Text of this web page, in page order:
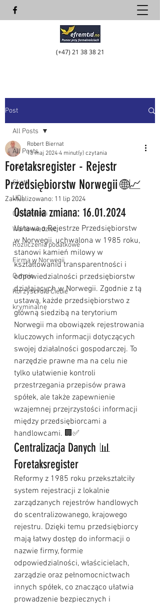
(+47) 21 38 38 21
Post
All Posts
nav
Skatt
UDI
Ciekawostki
Warto wiedzieć
Rozliczenia podatkowe
Firma w Norwegii
O mnie
Korzyści dla Ciebie
kryminalne
All Posts
Foretaksregister - Rejestr
Przedsiębiorstw Norwegii 🌐📈
Robert Biernat
13 maj 2024 4 minut(y) czytania
Zaktualizowano: 11 lip 2024
Ostatnia zmiana: 16.01.2024
Ustawa o Rejestrze Przedsiębiorstw
w Norwegii, uchwalona w 1985 roku,
stanowi kamień milowy w
kształtowaniu transparentności i
odpowiedzialności przedsiębiorstw
działających w Norwegii. Zgodnie z tą
ustawą, każde przedsiębiorstwo z
główną siedzibą na terytorium
Norwegii ma obowiązek rejestrowania
kluczowych informacji dotyczących
swojej działalności gospodarczej. To
narzędzie prawne ma na celu nie
tylko ułatwienie kontroli
przestrzegania przepisów prawa
spółek, ale także zapewnienie
wzajemnej przejrzystości informacji
między przedsiębiorcami a
handlowcami. 🏢✅
Centralizacja Danych 📊
Foretaksregister
Reformy z 1985 roku przekształciły
system rejestracji z lokalnie
zarządzanych rejestrów handlowych
do scentralizowanego, krajowego
rejestru. Dzięki temu przedsiębiorcy
mają łatwy dostęp do informacji o
nazwie firmy, formie
odpowiedzialności, właścicielach,
zarządzie oraz pełnomocnictwach
innych spółek, co znacząco ułatwia
prowadzenie bezpiecznych i